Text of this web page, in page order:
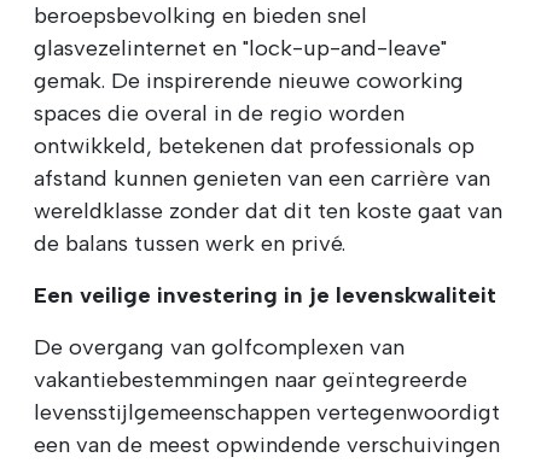
beroepsbevolking en bieden snel
glasvezelinternet en "lock-up-and-leave"
gemak. De inspirerende nieuwe coworking
spaces die overal in de regio worden
ontwikkeld, betekenen dat professionals op
afstand kunnen genieten van een carrière van
wereldklasse zonder dat dit ten koste gaat van
de balans tussen werk en privé.
Een veilige investering in je levenskwaliteit
De overgang van golfcomplexen van
vakantiebestemmingen naar geïntegreerde
levensstijlgemeenschappen vertegenwoordigt
een van de meest opwindende verschuivingen